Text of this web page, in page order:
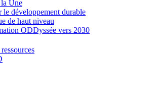
la Une
développement durable
de haut niveau
ODDyssée vers 2030